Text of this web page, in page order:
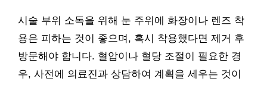
시술 부위 소독을 위해 눈 주위에 화장이나 렌즈 착
용은 피하는 것이 좋으며, 혹시 착용했다면 제거 후
방문해야 합니다. 혈압이나 혈당 조절이 필요한 경
우, 사전에 의료진과 상담하여 계획을 세우는 것이